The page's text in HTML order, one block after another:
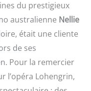
du prestigieux
australienne Nellie
était une cliente
de ses
Pour la remercier
l’opéra Lohengrin,